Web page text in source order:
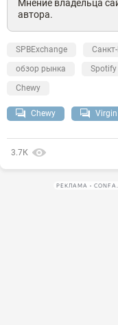
Мнение владельца
автора.
SPBExchange
обзор рынка
Spotify
Chewy
Chewy
3.7К
РЕКЛАМА •